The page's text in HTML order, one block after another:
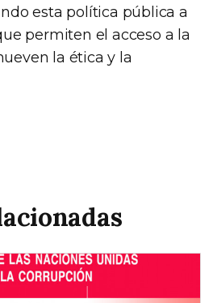
esta política pública a
permiten el acceso a la
la ética y la